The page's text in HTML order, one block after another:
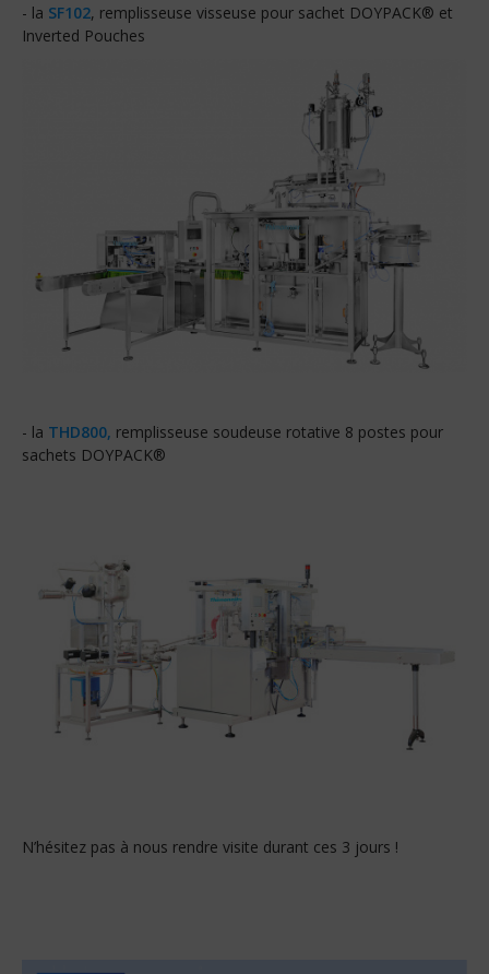
- la SF102, remplisseuse visseuse pour sachet DOYPACK® et
Inverted Pouches
- la THD800, remplisseuse soudeuse rotative 8 postes pour
sachets DOYPACK®
N’hésitez pas à nous rendre visite durant ces 3 jours !